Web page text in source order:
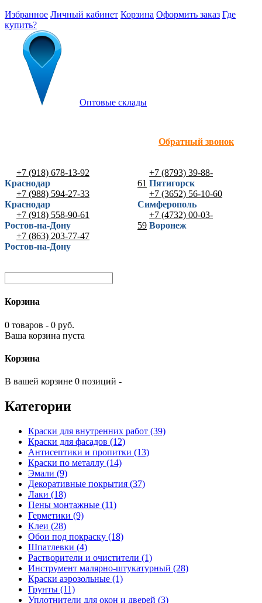
Избранное Личный кабинет Корзина Оформить заказ Где
купить?
Оптовые склады
Обратный звонок
+7 (918) 678-13-92
Краснодар
+7 (988) 594-27-33
Краснодар
+7 (918) 558-90-61
Ростов-на-Дону
+7 (863) 203-77-47
Ростов-на-Дону
+7 (8793) 39-88-
61 Пятигорск
+7 (3652) 56-10-60
Симферополь
+7 (4732) 00-03-
59 Воронеж
Корзина
0 товаров - 0 руб.
Ваша корзина пуста
Корзина
В вашей корзине 0 позиций -
Категории
Краски для внутренних работ (39)
Краски для фасадов (12)
Антисептики и пропитки (13)
Краски по металлу (14)
Эмали (9)
Декоративные покрытия (37)
Лаки (18)
Пены монтажные (11)
Герметики (9)
Клеи (28)
Обои под покраску (18)
Шпатлевки (4)
Растворители и очистители (1)
Инструмент малярно-штукатурный (28)
Краски аэрозольные (1)
Грунты (11)
Уплотнители для окон и дверей (3)